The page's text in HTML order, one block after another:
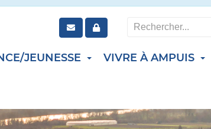
JEUNESSE VIVRE À AMPUIS